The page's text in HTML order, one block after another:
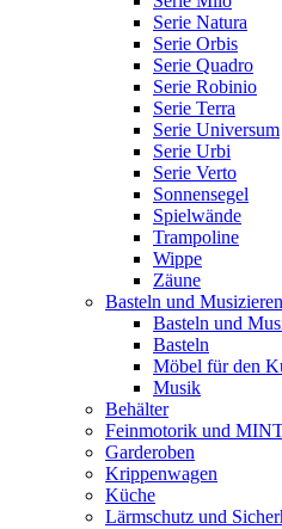
Serie Natura
Serie Orbis
Serie Quadro
Serie Robinio
Serie Terra
Serie Universum
Serie Urbi
Serie Verto
Sonnensegel
Spielwände
Trampoline
Wippe
Zäune
Basteln und Musizieren
Basteln und
Basteln
Möbel für den
Musik
Behälter
Feinmotorik und
Garderoben
Krippenwagen
Küche
Lärmschutz und